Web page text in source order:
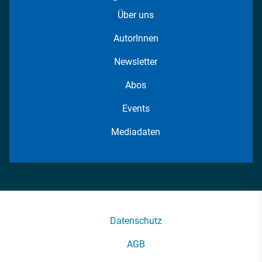
Über uns
AutorInnen
Newsletter
Abos
Events
Mediadaten
Datenschutz
AGB